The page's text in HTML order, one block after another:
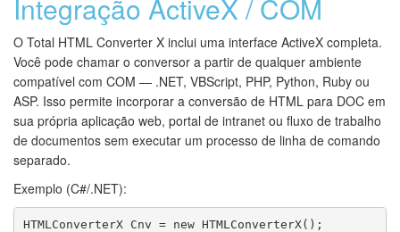
Integração ActiveX / COM
O Total HTML Converter X inclui uma interface ActiveX completa.
Você pode chamar o conversor a partir de qualquer ambiente
compatível com COM — .NET, VBScript, PHP, Python, Ruby ou
ASP. Isso permite incorporar a conversão de HTML para DOC em
sua própria aplicação web, portal de intranet ou fluxo de trabalho
de documentos sem executar um processo de linha de comando
separado.
Exemplo (C#/.NET):
HTMLConverterX Cnv = new HTMLConverterX();